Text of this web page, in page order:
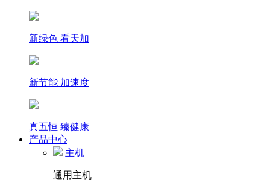
新绿色 看天加
新节能 加速度
真五恒 臻健康
产品中心
主机
通用主机